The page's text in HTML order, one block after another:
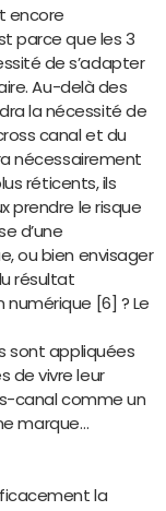
encore
parce que les 3
de s’adapter
Au-delà des
la nécessité de
canal et du
nécessairement
réticents, ils
prendre le risque
d’une
ou bien envisager
résultat
[6] ? Le
sont appliquées
de vivre leur
canal comme un
marque…
la